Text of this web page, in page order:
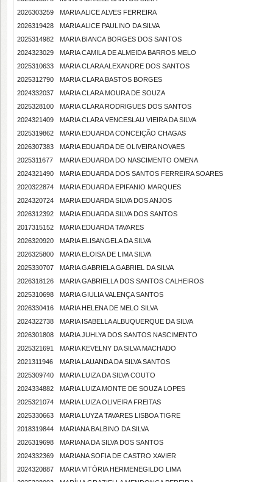
2026303259
MARIA ALICE ALVES FERREIRA
2026319428
MARIA ALICE PAULINO DA SILVA
2025314982
MARIA BIANCA BORGES DOS SANTOS
2024323029
MARIA CAMILA DE ALMEIDA BARROS MELO
2025310633
MARIA CLARA ALEXANDRE DOS SANTOS
2025312790
MARIA CLARA BASTOS BORGES
2024332037
MARIA CLARA MOURA DE SOUZA
2025328100
MARIA CLARA RODRIGUES DOS SANTOS
2024321409
MARIA CLARA VENCESLAU VIEIRA DA SILVA
2025319862
MARIA EDUARDA CONCEIÇÃO CHAGAS
2026307383
MARIA EDUARDA DE OLIVEIRA NOVAES
2025311677
MARIA EDUARDA DO NASCIMENTO OMENA
2024321490
MARIA EDUARDA DOS SANTOS FERREIRA SOARES
2020322874
MARIA EDUARDA EPIFANIO MARQUES
2024320724
MARIA EDUARDA SILVA DOS ANJOS
2026312392
MARIA EDUARDA SILVA DOS SANTOS
2017315152
MARIA EDUARDA TAVARES
2026320920
MARIA ELISANGELA DA SILVA
2026325800
MARIA ELOISA DE LIMA SILVA
2025330707
MARIA GABRIELA GABRIEL DA SILVA
2026318126
MARIA GABRIELLA DOS SANTOS CALHEIROS
2025310698
MARIA GIULIA VALENÇA SANTOS
2026330416
MARIA HELENA DE MELO SILVA
2024322738
MARIA ISABELLA ALBUQUERQUE DA SILVA
2026301808
MARIA JUHLYA DOS SANTOS NASCIMENTO
2025321691
MARIA KEVELNY DA SILVA MACHADO
2021311946
MARIA LAUANDA DA SILVA SANTOS
2025309740
MARIA LUIZA DA SILVA COUTO
2024334882
MARIA LUIZA MONTE DE SOUZA LOPES
2025321074
MARIA LUIZA OLIVEIRA FREITAS
2025330663
MARIA LUYZA TAVARES LISBOA TIGRE
2018319844
MARIANA BALBINO DA SILVA
2026319698
MARIANA DA SILVA DOS SANTOS
2024332369
MARIANA SOFIA DE CASTRO XAVIER
2024320887
MARIA VITÓRIA HERMENEGILDO LIMA